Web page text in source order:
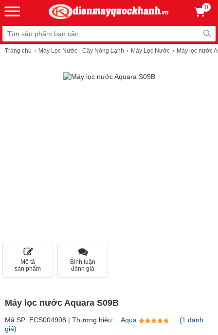
0
Trang chủ Máy Lọc Nước - Cây Nóng Lạnh Máy Lọc Nước Máy lọc nước
Mô tả
sản phẩm
Bình luận
đánh giá
Máy lọc nước Aquara S09B
Mã SP: ECS004908 | Thương hiệu: Aqua
(1 đánh
giá)